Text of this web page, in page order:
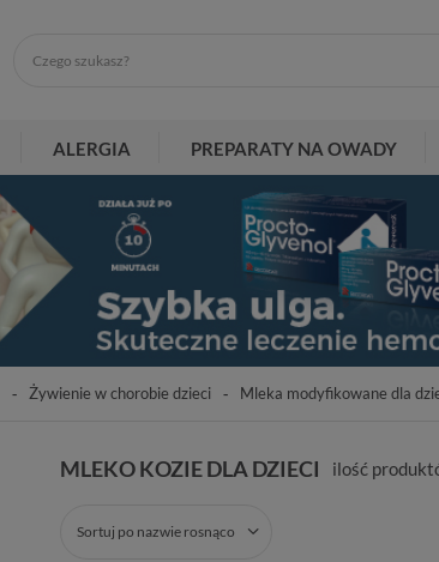
ALERGIA PREPARATY NA OWADY
Żywienie w chorobie dzieci Mleka modyfikowane dla
MLEKO KOZIE DLA DZIECI ilość
Sortuj po nazwie rosnąco